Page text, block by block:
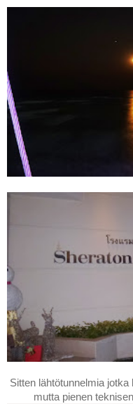
Sitten lähtötunnelmia
mutta pienen